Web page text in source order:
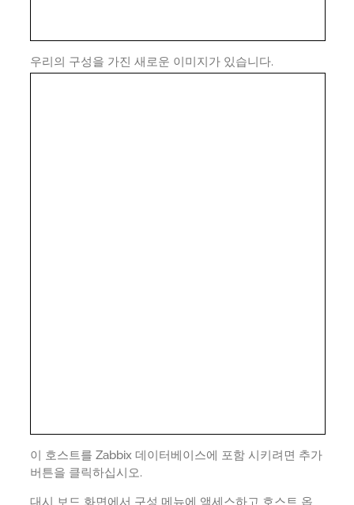
우리의 구성을 가진 새로운 이미지가 있습니다.
이 호스트를 Zabbix 데이터베이스에 포함 시키려면 추가
버튼을 클릭하십시오.
대시 보드 화면에서 구성 메뉴에 액세스하고 호스트 옵